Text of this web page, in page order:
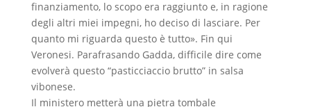
finanziamento, lo scopo era raggiunto e, in ragione
degli altri miei impegni, ho deciso di lasciare. Per
quanto mi riguarda questo è tutto». Fin qui
Veronesi. Parafrasando Gadda, difficile dire come
evolverà questo “pasticciaccio brutto” in salsa
vibonese.
Il ministero metterà una pietra tombale